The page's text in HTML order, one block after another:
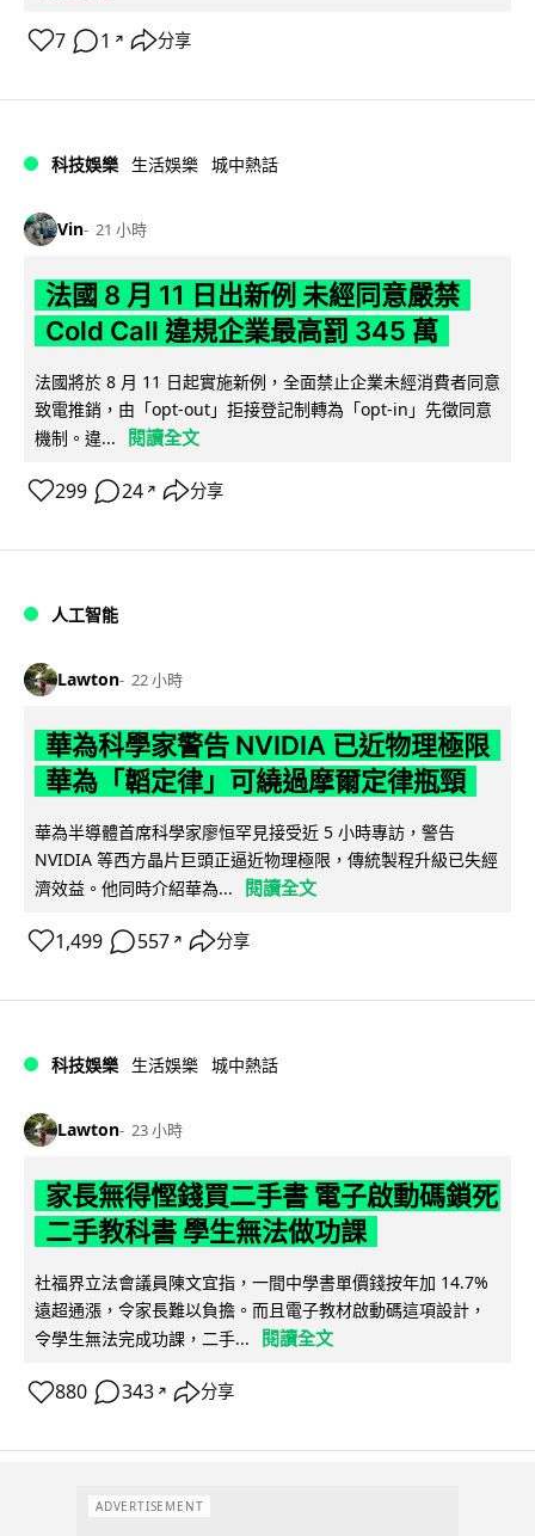
7 1 ↗ 分享
科技娛樂 生活娛樂 城中熱話
Vin 21 小時
法國 8 月 11 日出新例 未經同意嚴禁
Cold Call 違規企業最高罰 345 萬
法國將於 8 月 11 日起實施新例，全面禁止企業未經消費者同意
致電推銷，由「opt-out」拒接登記制轉為「opt-in」先徵同意
機制。違...
閱讀全文
299 24 ↗ 分享
人工智能
Lawton 22 小時
華為科學家警告 NVIDIA 已近物理極限
華為「韜定律」可繞過摩爾定律瓶頸
華為半導體首席科學家廖恒罕見接受近 5 小時專訪，警告
NVIDIA 等西方晶片巨頭正逼近物理極限，傳統製程升級已失經
濟效益。他同時介紹華為...
閱讀全文
1,499 557 ↗ 分享
科技娛樂 生活娛樂 城中熱話
Lawton 23 小時
家長無得慳錢買二手書 電子啟動碼鎖死
二手教科書 學生無法做功課
社福界立法會議員陳文宜指，一間中學書單價錢按年加 14.7%
遠超通漲，令家長難以負擔。而且電子教材啟動碼這項設計，
令學生無法完成功課，二手...
閱讀全文
880 343 ↗ 分享
ADVERTISEMENT